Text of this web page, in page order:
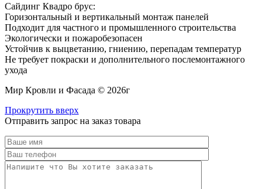
Сайдинг Квадро брус:
Горизонтальный и вертикальный монтаж панелей
Подходит для частного и промышленного строительства
Экологически и пожаробезопасен
Устойчив к выцветанию, гниению, перепадам температур
Не требует покраски и дополнительного послемонтажного
ухода
Мир Кровли и Фасада © 2026г
Прокрутить вверх
Отправить запрос на заказ товара